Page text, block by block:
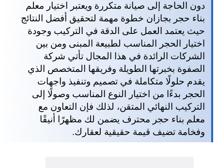
دون الحاجة إلى صيانة متكررة ويعتبر اختيار معلم
بناء حجر بجازان خطوة مهمة لتحقيق أفضل النتائج
حيث يعتمد العمل على الدقة في التركيب وجودة
اختيار الحجر المناسب لطبيعة المبنى ومن بين
الشركات الرائدة في هذا المجال تأتي شركة
الصفوة بخبرتها الطويلة وفريقها المتخصص الذي
يقدم حلولًا متكاملة في تصميم وتنفيذ واجهات
الحجر بدءًا من اختيار النوع المناسب وصولًا إلى
التركيب النهائي المتقن، لذلك فإن التعاون مع
معلم بناء حجر محترف يضمن لك مظهرًا أنيقًا
وفخامة تضيف قيمة حقيقية لعقارك.